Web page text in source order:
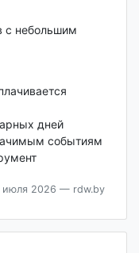
с небольшим
дней
событиям
июля 2026 — rdw.by